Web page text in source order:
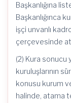
Başkanlığına
Başkanlığınca
işçi unvanlı
çerçevesinde
(2) Kura sonucu
kuruluşlarının
konusu kurum
halinde, atama